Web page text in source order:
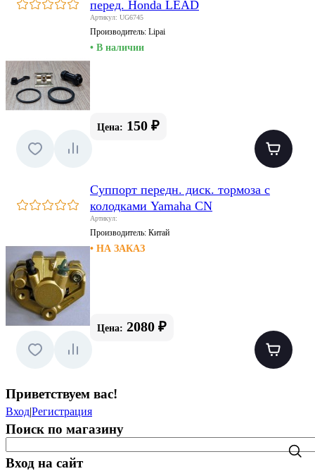
перед. Honda LEAD
Артикул: UG6745
Производитель: Lipai
• В наличии
Цена: 150 ₽
Суппорт передн. диск. тормоза с
колодками Yamaha CN
Артикул:
Производитель: Китай
• НА ЗАКАЗ
Цена: 2080 ₽
Приветствуем вас!
Вход|Регистрация
Поиск по магазину
Вход на сайт